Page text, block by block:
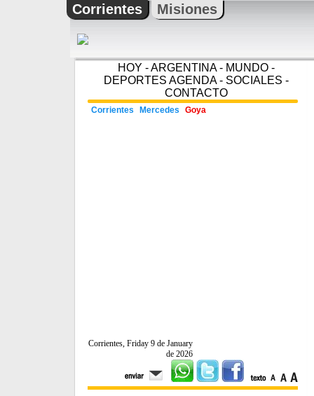
Corrientes Misiones
HOY -ARGENTINA- MUNDO -
DEPORTES AGENDA- SOCIALES -
CONTACTO
Corrientes Mercedes Goya
Corrientes, Friday 9 de January
de 2026